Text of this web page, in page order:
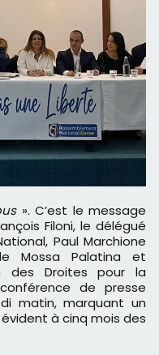
». C’est le message
Filoni, le délégué
Paul Marchione
Mossa Palatina et
des Droites pour la
de presse
matin, marquant un
à cinq mois des